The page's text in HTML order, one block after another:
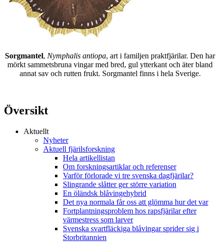
Sorgmantel, Nymphalis antiopa, art i familjen praktfjärilar. Den har
mörkt sammetsbruna vingar med bred, gul ytterkant och äter bland
annat sav och rutten frukt. Sorgmantel finns i hela Sverige.
Översikt
Aktuellt
Nyheter
Aktuell fjärilsforskning
Hela artikellistan
Om forskningsartiklar och referenser
Varför förlorade vi tre svenska dagfjärilar?
Slingrande slåtter ger större variation
En öländsk blåvingehybrid
Det nya normala får oss att glömma hur det var
Fortplantningsproblem hos rapsfjärilar efter
värmestress som larver
Svenska svartfläckiga blåvingar sprider sig i
Storbritannien